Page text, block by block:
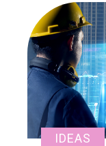
IDEAS